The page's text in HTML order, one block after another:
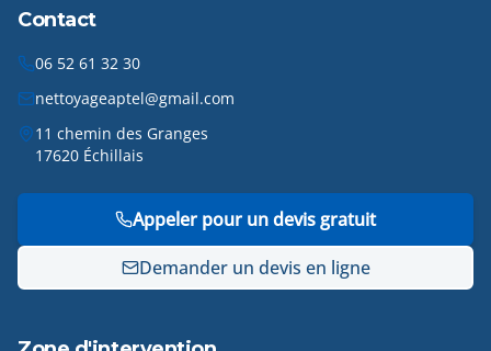
Contact
06 52 61 32 30
nettoyageaptel@gmail.com
11 chemin des Granges
17620 Échillais
Appeler pour un devis gratuit
Demander un devis en ligne